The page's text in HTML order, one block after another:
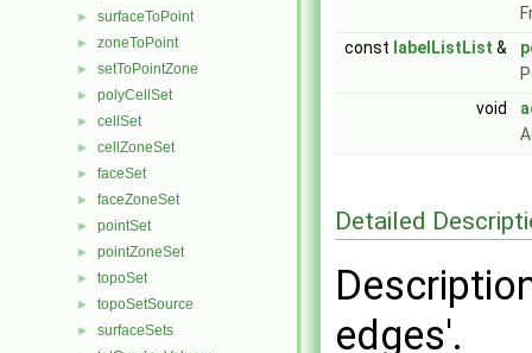
► surfaceToPoint
► zoneToPoint
► setToPointZone
► polyCellSet
► cellSet
► cellZoneSet
► faceSet
► faceZoneSet
► pointSet
► pointZoneSet
► topoSet
► topoSetSource
► surfaceSets
const labelListList &
void
Detailed
edges'.